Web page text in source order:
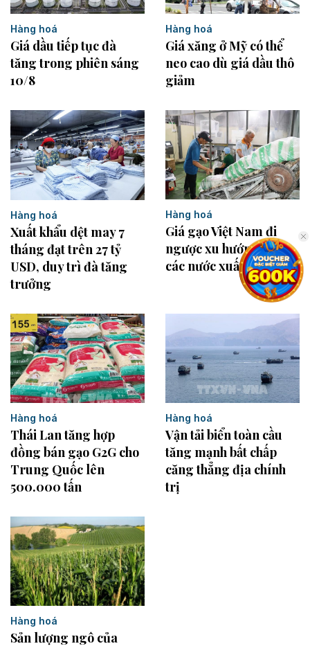
Hàng hoá
Giá dầu tiếp tục đà
tăng trong phiên sáng
10/8
Hàng hoá
Giá xăng ở Mỹ có thể
neo cao dù giá dầu thô
giảm
Hàng hoá
Xuất khẩu dệt may 7
tháng đạt trên 27 tỷ
USD, duy trì đà tăng
trưởng
Hàng hoá
Giá gạo Việt Nam đi
ngược xu hướng với
các nước xuất khẩu lớn
Hàng hoá
Thái Lan tăng hợp
đồng bán gạo G2G cho
Trung Quốc lên
500.000 tấn
Hàng hoá
Vận tải biển toàn cầu
tăng mạnh bất chấp
căng thẳng địa chính
trị
Hàng hoá
Sản lượng ngô của